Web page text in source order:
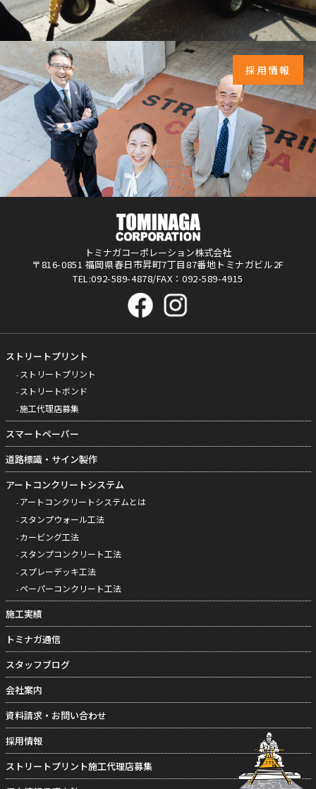
採用情報
トミナガコーポレーション株式会社
〒816-0851 福岡県春日市昇町7丁目87番地トミナガビル2F
TEL:092-589-4878/FAX：092-589-4915
ストリートプリント
ストリートプリント
ストリートボンド
施工代理店募集
スマートペーパー
道路標識・サイン製作
アートコンクリートシステム
アートコンクリートシステムとは
スタンプウォール工法
カービング工法
スタンプコンクリート工法
スプレーデッキ工法
ペーパーコンクリート工法
施工実績
トミナガ通信
スタッフブログ
会社案内
資料請求・お問い合わせ
採用情報
ストリートプリント施工代理店募集